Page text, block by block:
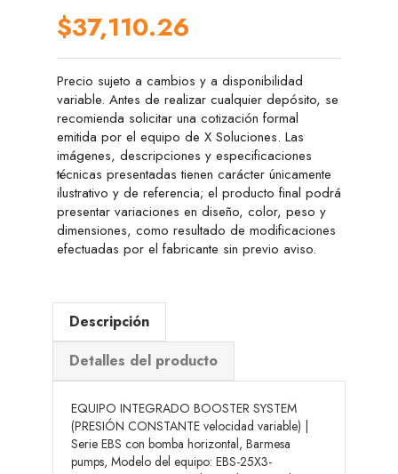
$37,110.26
Precio sujeto a cambios y a disponibilidad
variable. Antes de realizar cualquier depósito, se
recomienda solicitar una cotización formal
emitida por el equipo de X Soluciones. Las
imágenes, descripciones y especificaciones
técnicas presentadas tienen carácter únicamente
ilustrativo y de referencia; el producto final podrá
presentar variaciones en diseño, color, peso y
dimensiones, como resultado de modificaciones
efectuadas por el fabricante sin previo aviso.
Descripción
Detalles del producto
EQUIPO INTEGRADO BOOSTER SYSTEM
(PRESIÓN CONSTANTE velocidad variable) |
Serie EBS con bomba horizontal, Barmesa
pumps, Modelo del equipo: EBS-25X3-